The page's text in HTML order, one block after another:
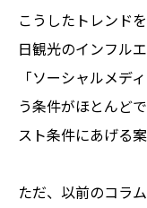
こうしたトレンド
日観光のインフル
「ソーシャルメデ
う条件がほとんど
スト条件にあげる
ただ、以前のコラ